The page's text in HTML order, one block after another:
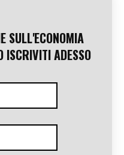
SULL'ECONOMIA
ISCRIVITI ADESSO